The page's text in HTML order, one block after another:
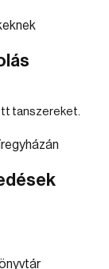
tanszereket.